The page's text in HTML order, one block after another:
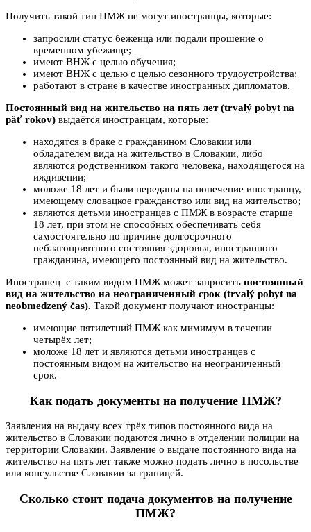
Получить такой тип ПМЖ не могут иностранцы, которые:
запросили статус беженца или подали прошение о
временном убежище;
имеют ВНЖ с целью обучения;
имеют ВНЖ с целью с целью сезонного трудоустройства;
работают в стране в качестве иностранных дипломатов.
Постоянный вид на жительство на пять лет (trvalý pobyt na
päť rokov) выдаётся иностранцам, которые:
находятся в браке с гражданином Словакии или
обладателем вида на жительство в Словакии, либо
являются родственником такого человека, находящегося на
иждивении;
моложе 18 лет и были переданы на попечение иностранцу,
имеющему словацкое гражданство или вид на жительство;
являются детьми иностранцев с ПМЖ в возрасте старше
18 лет, при этом не способных обеспечивать себя
самостоятельно по причине долгосрочного
неблагоприятного состояния здоровья, иностранного
гражданина, имеющего постоянный вид на жительство.
Иностранец с таким видом ПМЖ может запросить постоянный
вид на жительство на неограниченный срок (trvalý pobyt na
neobmedzený čas). Такой документ получают иностранцы:
имеющие пятилетний ПМЖ как мимимум в течении
четырёх лет;
моложе 18 лет и являются детьми иностранцев с
постоянным видом на жительство на неограниченный
срок.
Как подать документы на получение ПМЖ?
Заявления на выдачу всех трёх типов постоянного вида на
жительство в Словакии подаются лично в отделении полиции на
территории Словакии. Заявление о выдаче постоянного вида на
жительство на пять лет также можно подать лично в посольстве
или консульстве Словакии за границей.
Сколько стоит подача документов на получение
ПМЖ?